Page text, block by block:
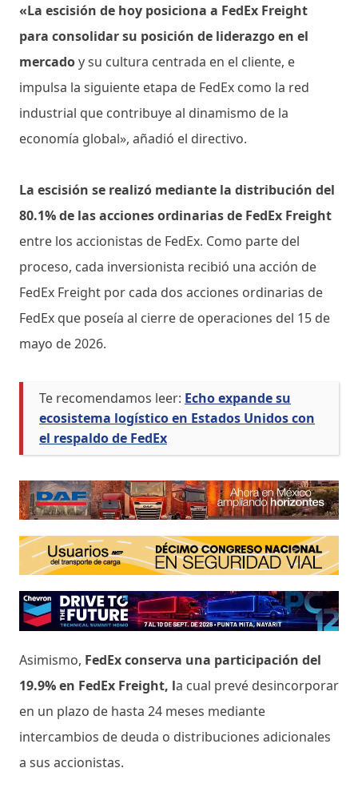
«La escisión de hoy posiciona a FedEx Freight
para consolidar su posición de liderazgo en el
mercadoy su cultura centrada en el cliente, e
impulsa la siguiente etapa de FedEx como la red
industrial que contribuye al dinamismo de la
economía global», añadió el directivo.
La escisión se realizó mediante la distribución del
80.1% de las acciones ordinarias de FedEx Freight
entre los accionistas de FedEx. Como parte del
proceso, cada inversionista recibió una acción de
FedEx Freight por cada dos acciones ordinarias de
FedEx que poseía al cierre de operaciones del 15 de
mayo de 2026.
Te recomendamos leer: Echo expande su
ecosistema logístico en Estados Unidos con
el respaldo de FedEx
Asimismo, FedEx conserva una participación del
19.9% en FedEx Freight, la cual prevé desincorporar
en un plazo de hasta 24 meses mediante
intercambios de deuda o distribuciones adicionales
a sus accionistas.